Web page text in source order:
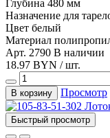
Глубина 480 мм
Назначение для
Цвет белый
Материал
Арт. 2790 В наличии
18.97 BYN / шт.
В корзину Просмотр
Быстрый просмотр